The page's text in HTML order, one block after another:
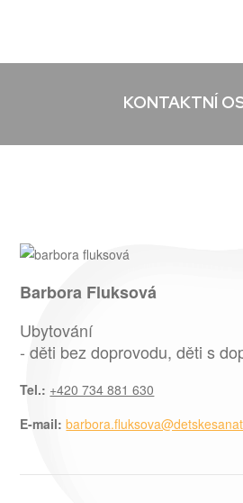
KONTAKTNÍ
Barbora Fluksová
Ubytování
- děti bez doprovodu, děti s
Tel.: +420 734 881 630
E-mail: